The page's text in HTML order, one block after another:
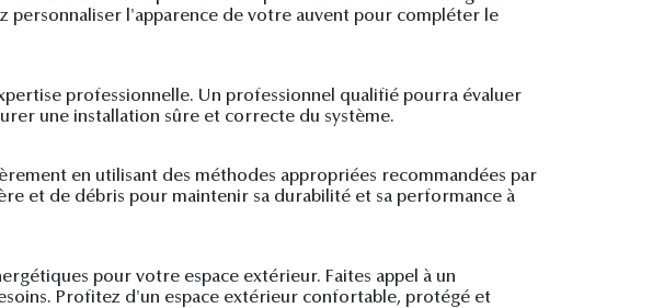
l'apparence de votre auvent pour compléter le
professionnelle. Un professionnel qualifié pourra évaluer
une installation sûre et correcte du système.
en utilisant des méthodes appropriées recommandées par
et de débris pour maintenir sa durabilité et sa performance à
pour votre espace extérieur. Faites appel à un
Profitez d'un espace extérieur confortable, protégé et